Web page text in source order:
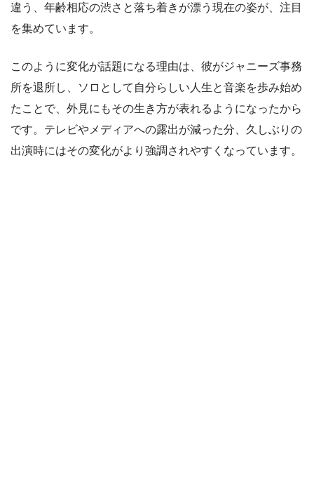
違う、年齢相応の渋さと落ち着きが漂う現在の姿が、注目
を集めています。
このように変化が話題になる理由は、彼がジャニーズ事務
所を退所し、ソロとして自分らしい人生と音楽を歩み始め
たことで、外見にもその生き方が表れるようになったから
です。テレビやメディアへの露出が減った分、久しぶりの
出演時にはその変化がより強調されやすくなっています。